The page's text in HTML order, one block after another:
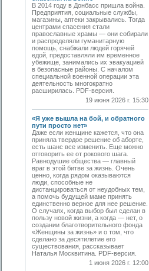
В 2014 году в Донбасс пришла война.
Предприятия, социальные службы,
магазины, аптеки закрывались. Тогда
центрами спасения стали
православные храмы — они собирали
и распределяли гуманитарную
помощь, снабжали людей горячей
едой, предоставляли им временное
убежище, занимались их эвакуацией
в безопасные районы. С началом
специальной военной операции эта
деятельность многократно
расширилась. PDF-версия.
19 июня 2026 г. 15:30
«Я уже вышла на бой, и обратного
пути просто нет»
Даже если женщине кажется, что она
приняла твердое решение об аборте,
есть шанс все изменить. Еще можно
отговорить ее от рокового шага.
Равнодушие общества — главный
враг в этой битве за жизнь. Очень
ценно, когда рядом оказываются
люди, способные не
дистанцироваться от неудобных тем,
а помочь будущей маме принять
единственно верное для нее решение.
О случаях, когда выбор был сделан в
пользу новой жизни, а когда — нет, о
создании благотворительного фонда
«Женщины за жизнь» и о том, что
сделано за десятилетие его
существования, рассказывает
Наталья Москвитина. PDF-версия.
1 июня 2026 г. 12:00